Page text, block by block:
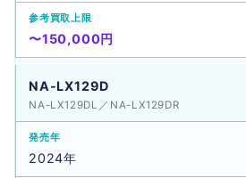
〜150,000円
NA-LX129D
NA-LX129DL／NA-LX129DR
2024年